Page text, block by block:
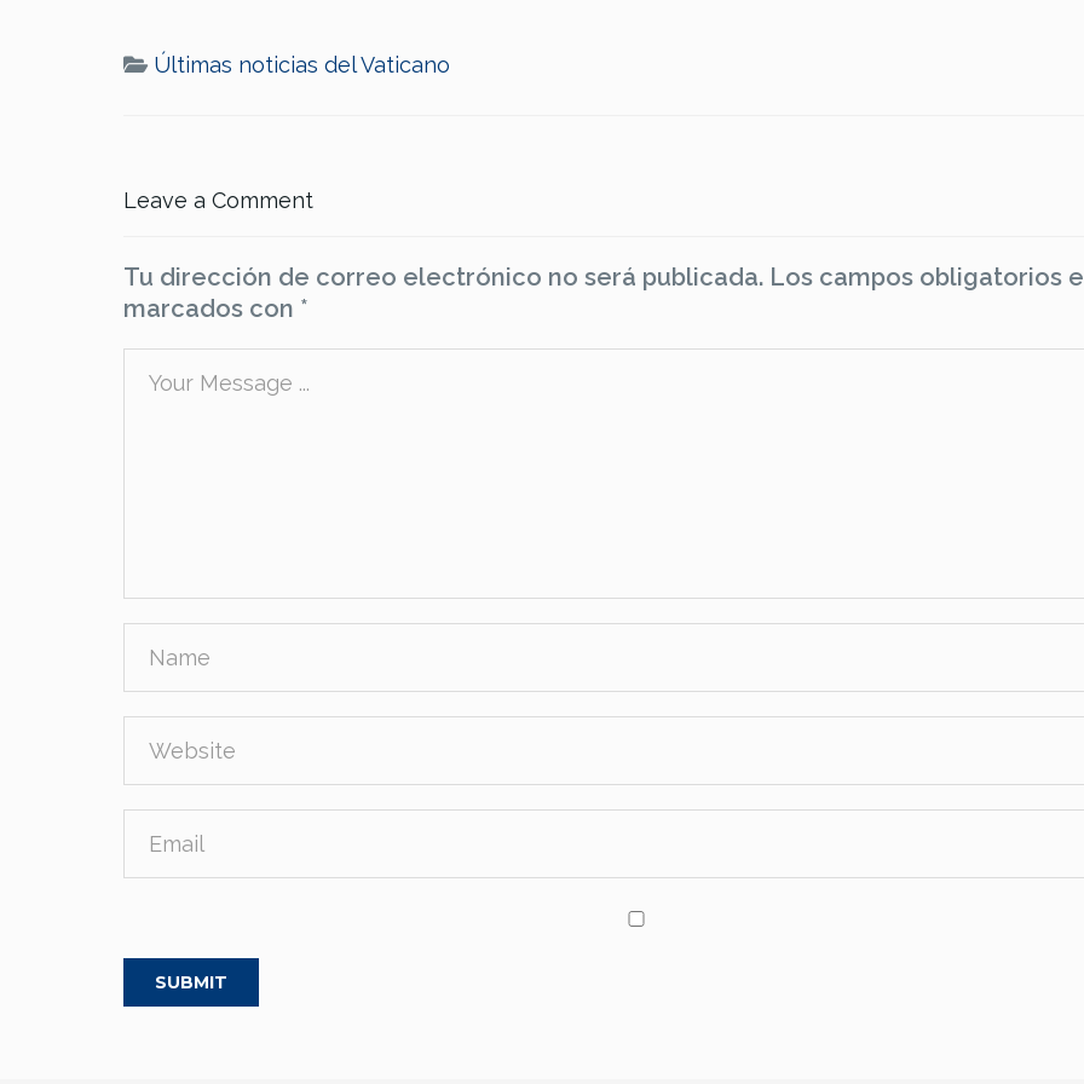
Últimas noticias del Vaticano
Leave a Comment
Tu dirección de correo electrónico no será publicada. Los campos obligatorios
marcados con *